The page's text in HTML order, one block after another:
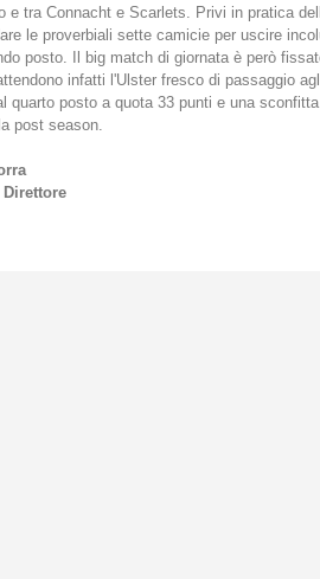
e tra Connacht e Scarlets. Privi in pratica
le proverbiali sette camicie per uscire
posto. Il big match di giornata è però
infatti l'Ulster fresco di passaggio
quarto posto a quota 33 punti e una
post season.